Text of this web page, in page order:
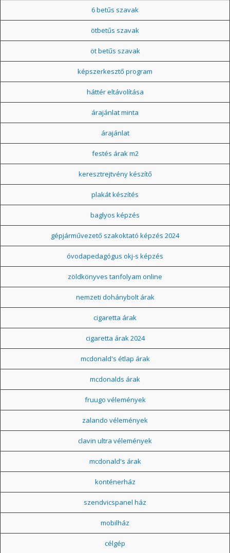
6 betűs szavak
ötbetűs szavak
öt betűs szavak
képszerkesztő program
háttér eltávolítása
árajánlat minta
árajánlat
festés árak m2
keresztrejtvény készítő
plakát készítés
baglyos képzés
gépjárművezető szakoktató képzés 2024
óvodapedagógus okj-s képzés
zöldkönyves tanfolyam online
nemzeti dohánybolt árak
cigaretta árak
cigaretta árak 2024
mcdonald's étlap árak
mcdonalds árak
fruugo vélemények
zalando vélemények
clavin ultra vélemények
mcdonald's árak
konténerház
szendvicspanel ház
mobilház
célgép